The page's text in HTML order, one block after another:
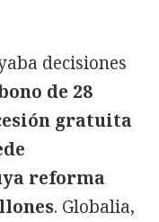
decisiones
de 28
gratuita
reforma
. Globalia,